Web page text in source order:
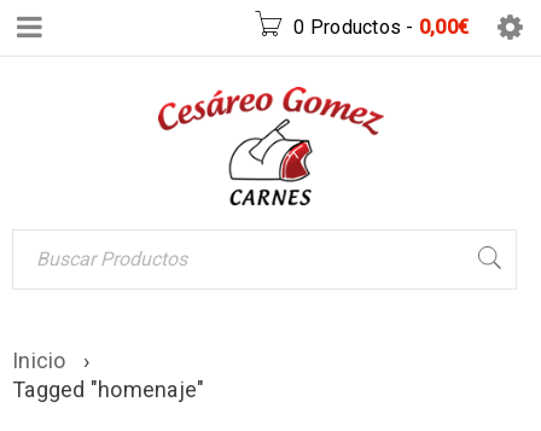
0 Productos - 0,00€
Inicio
›
Tagged "homenaje"